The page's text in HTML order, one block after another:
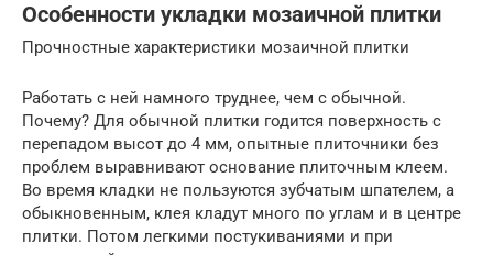
Особенности укладки мозаичной плитки
Прочностные характеристики мозаичной плитки
Работать с ней намного труднее, чем с обычной.
Почему? Для обычной плитки годится поверхность с
перепадом высот до 4 мм, опытные плиточники без
проблем выравнивают основание плиточным клеем.
Во время кладки не пользуются зубчатым шпателем, а
обыкновенным, клея кладут много по углам и в центре
плитки. Потом легкими постукиваниями и при